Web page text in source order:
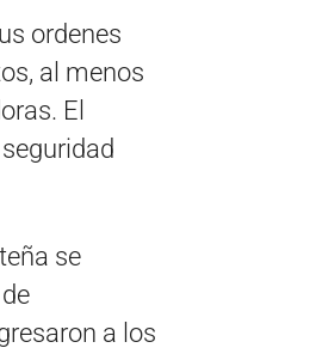
ordenes
al menos
El
se
a los